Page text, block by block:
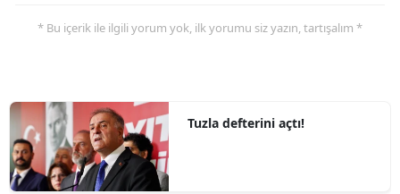
* Bu içerik ile ilgili yorum yok, ilk yorumu siz yazın, tartışalım *
Tuzla defterini açtı!